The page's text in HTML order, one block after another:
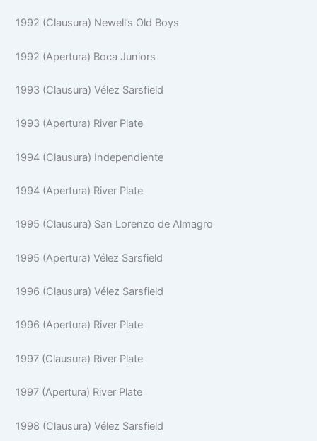
1992 (Clausura) Newell’s Old Boys
1992 (Apertura) Boca Juniors
1993 (Clausura) Vélez Sarsfield
1993 (Apertura) River Plate
1994 (Clausura) Independiente
1994 (Apertura) River Plate
1995 (Clausura) San Lorenzo de Almagro
1995 (Apertura) Vélez Sarsfield
1996 (Clausura) Vélez Sarsfield
1996 (Apertura) River Plate
1997 (Clausura) River Plate
1997 (Apertura) River Plate
1998 (Clausura) Vélez Sarsfield